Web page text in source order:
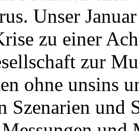
Unser
zu einer
zur
ohne unsins
Szenarien und